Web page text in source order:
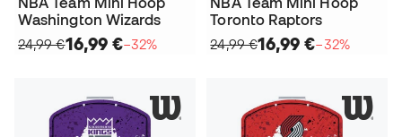
Washington Wizards
24,99 €16,99 €−32%
Toronto Raptors
24,99 €16,99 €−32%